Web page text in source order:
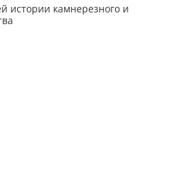
истории камнерезного и